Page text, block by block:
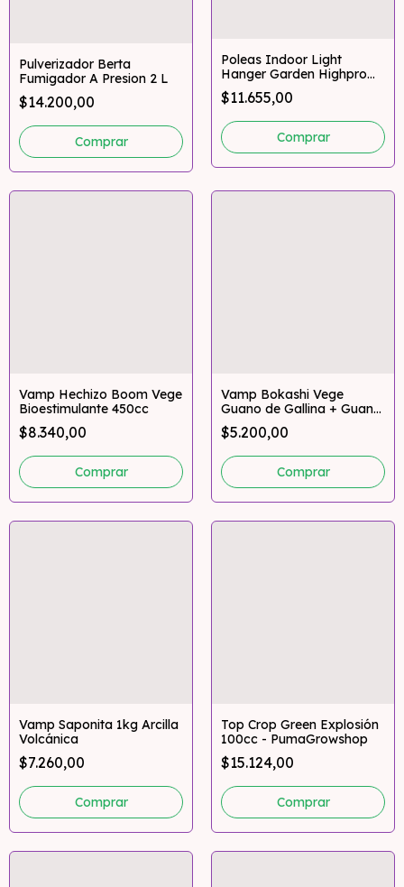
Pulverizador Berta
Fumigador A Presion 2 L
$14.200,00
Poleas Indoor Light
Hanger Garden Highpro
5kg
$11.655,00
Vamp Hechizo Boom Vege
Bioestimulante 450cc
$8.340,00
Vamp Bokashi Vege
Guano de Gallina + Guano
de Murcielago Vegetativo
$5.200,00
Vamp Saponita 1kg Arcilla
Volcánica
$7.260,00
Top Crop Green Explosión
100cc - PumaGrowshop
$15.124,00